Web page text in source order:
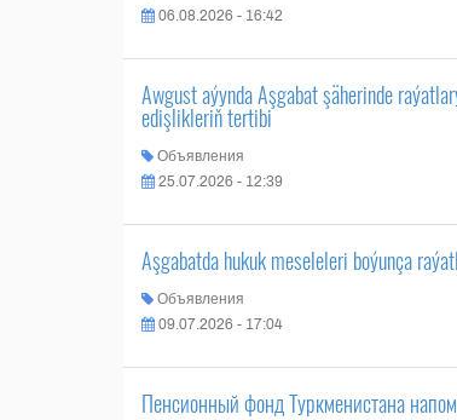
06.08.2026 - 16:42
Awgust aýynda Aşgabat şäherinde
edişlikleriň tertibi
Объявления
25.07.2026 - 12:39
Aşgabatda hukuk meseleleri boýunça
Объявления
09.07.2026 - 17:04
Пенсионный фонд Туркменистана